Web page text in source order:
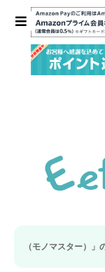
労回復・睡眠の向上特